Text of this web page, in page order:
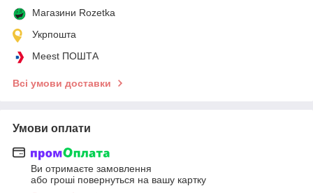
Магазини Rozetka
Укрпошта
Meest ПОШТА
Всі умови доставки
Умови оплати
Ви отримаєте замовлення
або гроші повернуться на вашу картку